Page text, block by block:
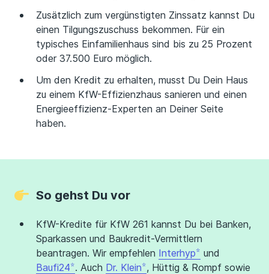
Zusätzlich zum vergünstigten Zinssatz kannst Du
einen Tilgungszuschuss bekommen. Für ein
typisches Einfamilienhaus sind bis zu 25 Prozent
oder 37.500 Euro möglich.
Um den Kredit zu erhalten, musst Du Dein Haus
zu einem KfW-Effizienzhaus sanieren und einen
Energieeffizienz-Experten an Deiner Seite
haben.
So gehst Du vor
KfW-Kredite für KfW 261 kannst Du bei Banken,
Sparkassen und Baukredit-Vermittlern
beantragen. Wir empfehlen Interhyp
und
Baufi24 . Auch Dr. Klein , Hüttig & Rompf sowie